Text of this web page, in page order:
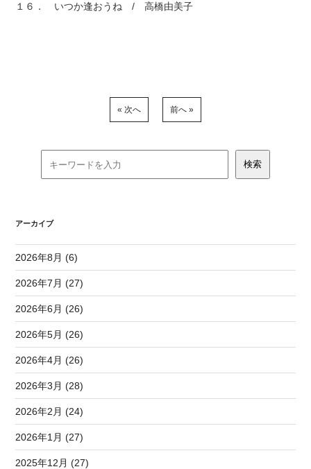
１６． いつか逢おうね / 高橋由美子
« 次へ 前へ »
アーカイブ
2026年8月 (6)
2026年7月 (27)
2026年6月 (26)
2026年5月 (26)
2026年4月 (26)
2026年3月 (28)
2026年2月 (24)
2026年1月 (27)
2025年12月 (27)